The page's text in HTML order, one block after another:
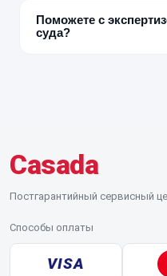
совершеннолетним —
представителем.
Поможете с
суда?
Casada
Постгарантийный сервисный
Способы оплаты
VISA